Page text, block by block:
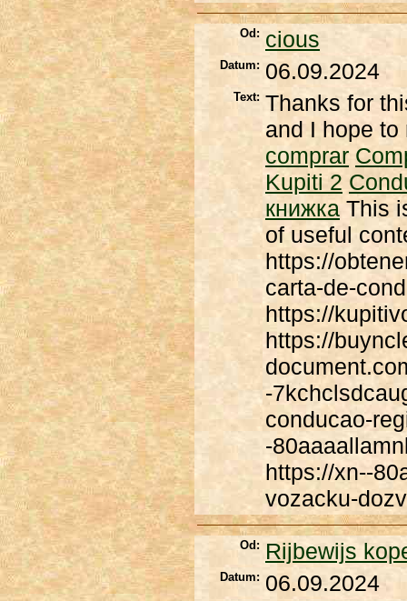
Od: cious
Datum: 06.09.2024
Text: Thanks for
and I hope to
comprar
Kupiti 2
книжка This
of useful
https://
carta-de-
https://
https://
-
conducao-
-
https://xn--
vozacku-
Od: Rijbewijs
Datum: 06.09.2024